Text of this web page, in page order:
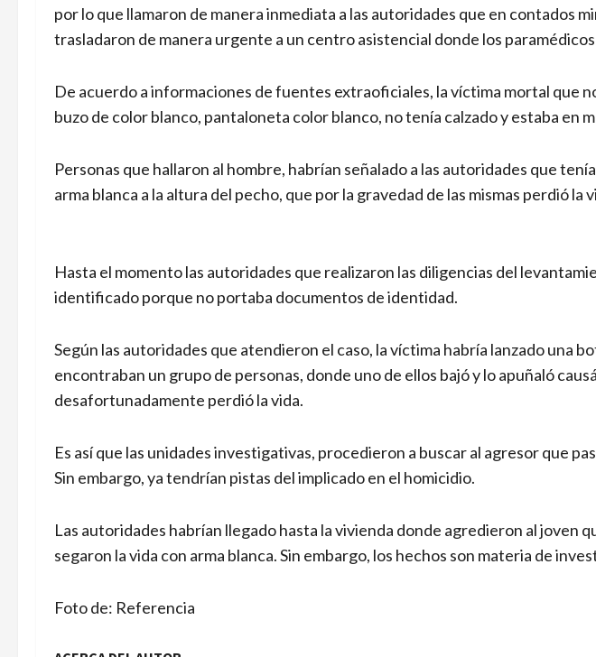
por lo que llamaron de manera inmediata a las autoridades que en contados
trasladaron de manera urgente a un centro asistencial donde los
De acuerdo a informaciones de fuentes extraoficiales, la víctima mortal que
buzo de color blanco, pantaloneta color blanco, no tenía calzado y estaba en
Personas que hallaron al hombre, habrían señalado a las autoridades que
arma blanca a la altura del pecho, que por la gravedad de las mismas perdió
Hasta el momento las autoridades que realizaron las diligencias del
identificado porque no portaba documentos de identidad.
Según las autoridades que atendieron el caso, la víctima habría lanzado una
encontraban un grupo de personas, donde uno de ellos bajó y lo apuñaló
desafortunadamente perdió la vida.
Es así que las unidades investigativas, procedieron a buscar al agresor que
Sin embargo, ya tendrían pistas del implicado en el homicidio.
Las autoridades habrían llegado hasta la vivienda donde agredieron al joven
segaron la vida con arma blanca. Sin embargo, los hechos son materia de
Foto de: Referencia